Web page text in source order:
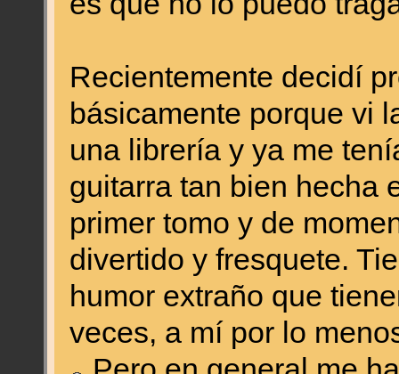
Recientemente decidí
básicamente porque vi
una librería y ya me
guitarra tan bien hecha
primer tomo y de
divertido y fresquete.
humor extraño que
veces, a mí por lo